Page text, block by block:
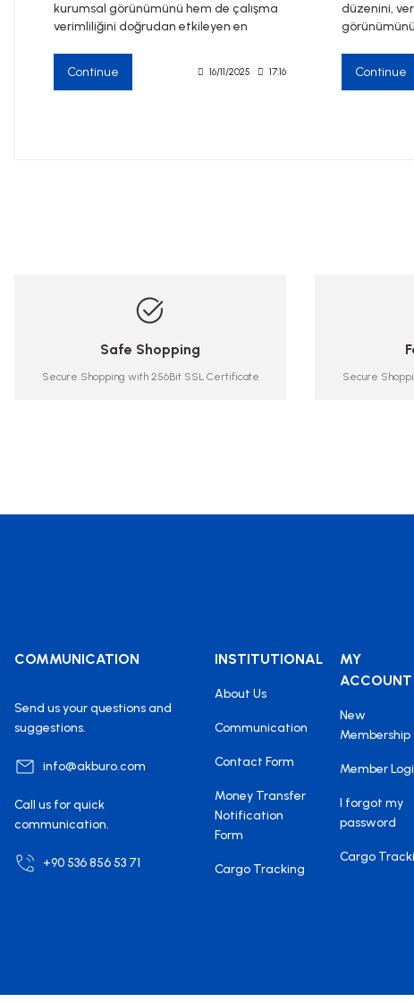
kurumsal görünümünü hem de çalışma
verimliliğini doğrudan etkileyen en
artırırken müşteriler üzerinde daha
Continue 16/11/2025 17:16
düzenini,
çalışanların
Continue
Safe Shopping
Secure Shopping with 256Bit SSL Certificate Secure
COMMUNICATION
Send us your questions and
suggestions.
info@akburo.com
Call us for quick
communication.
+90 536 856 53 71
INSTITUTIONAL
About Us
Communication
Contact Form
Money Transfer
Notification
Form
Cargo Tracking
MY
ACCOUNT
New
Membership
Member
I forgot my
password
Cargo